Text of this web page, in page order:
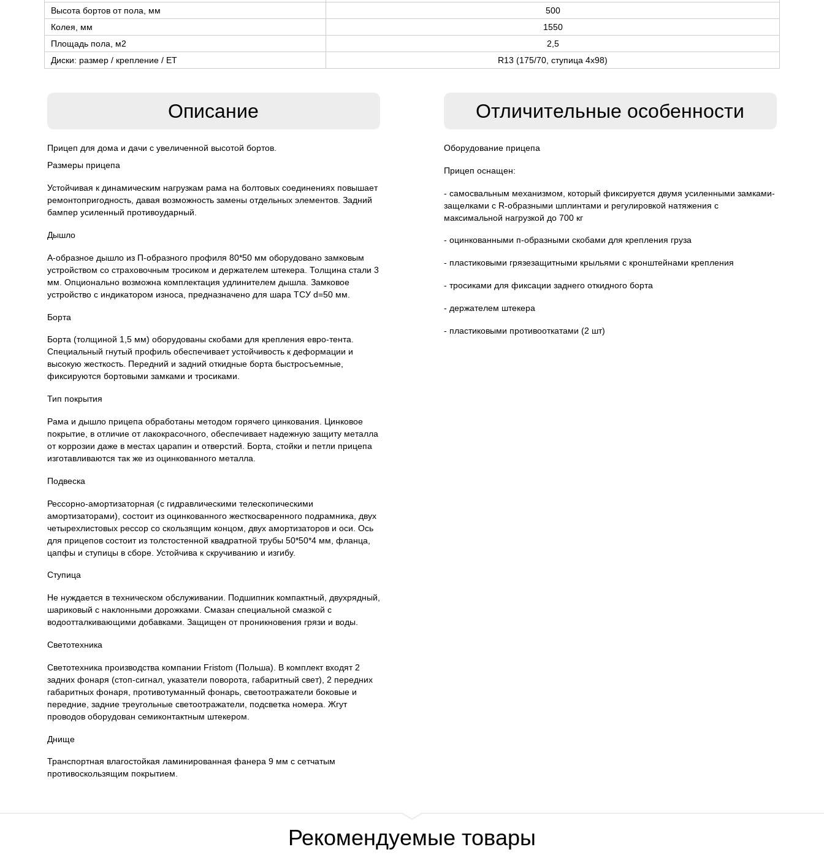
Высота бортов от пола, мм
500
Колея, мм
1550
Площадь пола, м2
2,5
Диски: размер / крепление / ЕТ
R13 (175/70, ступица 4х98)
Описание
Прицеп для дома и дачи с увеличенной высотой бортов.
Размеры прицепа
Устойчивая к динамическим нагрузкам рама на болтовых соединениях повышает
ремонтопригодность, давая возможность замены отдельных элементов. Задний
бампер усиленный противоударный.
Дышло
А-образное дышло из П-образного профиля 80*50 мм оборудовано замковым
устройством со страховочным тросиком и держателем штекера. Толщина стали 3
мм. Опционально возможна комплектация удлинителем дышла. Замковое
устройство с индикатором износа, предназначено для шара ТСУ d=50 мм.
Борта
Борта (толщиной 1,5 мм) оборудованы скобами для крепления евро-тента.
Специальный гнутый профиль обеспечивает устойчивость к деформации и
высокую жесткость. Передний и задний откидные борта быстросъемные,
фиксируются бортовыми замками и тросиками.
Тип покрытия
Рама и дышло прицепа обработаны методом горячего цинкования. Цинковое
покрытие, в отличие от лакокрасочного, обеспечивает надежную защиту металла
от коррозии даже в местах царапин и отверстий. Борта, стойки и петли прицепа
изготавливаются так же из оцинкованного металла.
Подвеска
Рессорно-амортизаторная (с гидравлическими телескопическими
амортизаторами), состоит из оцинкованного жесткосваренного подрамника, двух
четырехлистовых рессор со скользящим концом, двух амортизаторов и оси. Ось
для прицепов состоит из толстостенной квадратной трубы 50*50*4 мм, фланца,
цапфы и ступицы в сборе. Устойчива к скручиванию и изгибу.
Ступица
Не нуждается в техническом обслуживании. Подшипник компактный, двухрядный,
шариковый с наклонными дорожками. Смазан специальной смазкой с
водоотталкивающими добавками. Защищен от проникновения грязи и воды.
Светотехника
Светотехника производства компании Fristom (Польша). В комплект входят 2
задних фонаря (стоп-сигнал, указатели поворота, габаритный свет), 2 передних
габаритных фонаря, противотуманный фонарь, светоотражатели боковые и
передние, задние треугольные светоотражатели, подсветка номера. Жгут
проводов оборудован семиконтактным штекером.
Днище
Транспортная влагостойкая ламинированная фанера 9 мм с сетчатым
противоскользящим покрытием.
Отличительные особенности
Оборудование прицепа
Прицеп оснащен:
- самосвальным механизмом, который фиксируется двумя усиленными замками-
защелками с R-образными шплинтами и регулировкой натяжения с
максимальной нагрузкой до 700 кг
- оцинкованными п-образными скобами для крепления груза
- пластиковыми грязезащитными крыльями с кронштейнами крепления
- тросиками для фиксации заднего откидного борта
- держателем штекера
- пластиковыми противооткатами (2 шт)
Рекомендуемые товары